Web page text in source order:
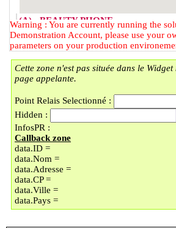
(A) - BEAUTY PHONE
2 RUE DU FAUBOURG DES
POSTES
59000 - LILLE
(B) - LOCKER BMOBILE
57 RUE DU FAUBOURG DES
59000 - LILLE
(C) - LOCKER LAVOMATIC
PLACE DOREZ/LI
9 PLACE BARTHELEMY DOREZ
59000 - LILLE
(D) - UNIQUE COIN
En vacances jusqu'au 30/08/2026
89 BOULEVARD MONTEBELLO
59000 - LILLE
Warning : You are currently running the
Demonstration Account, please use your
parameters on your production
Cette zone n'est pas située dans le
page appelante.
Point Relais Selectionné :
Hidden :
InfosPR :
Callback zone
data.ID =
data.Nom =
data.Adresse =
data.CP =
data.Ville =
data.Pays =